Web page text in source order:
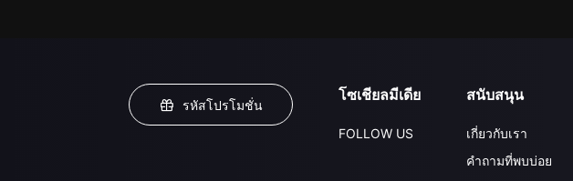
รหัสโปรโมชั่น
โซเชียลมีเดีย
FOLLOW US
สนับสนุน
เกี่ยวกับเรา
คำถามที่พบบ่อย